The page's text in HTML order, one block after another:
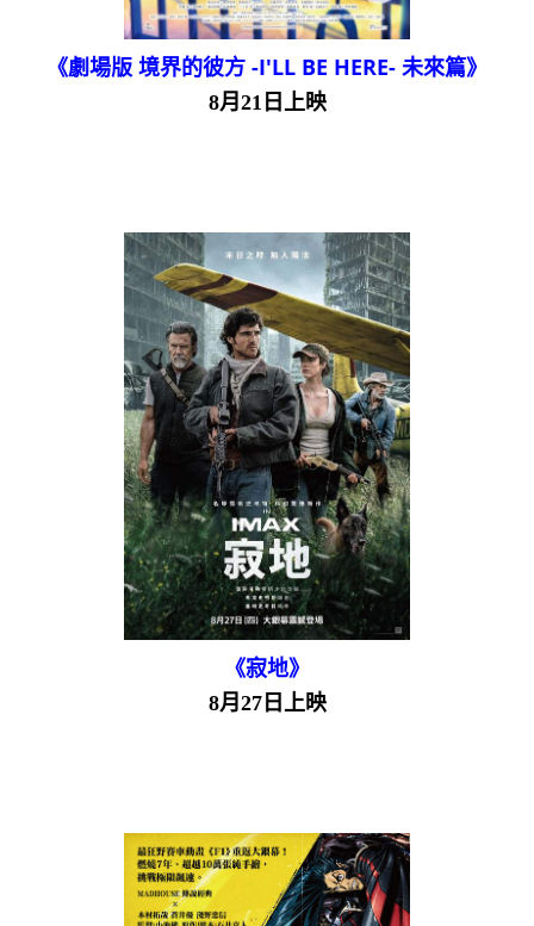
《劇場版 境界的彼方 -I'LL BE HERE- 未來篇》
8月21日上映
《寂地》
8月27日上映